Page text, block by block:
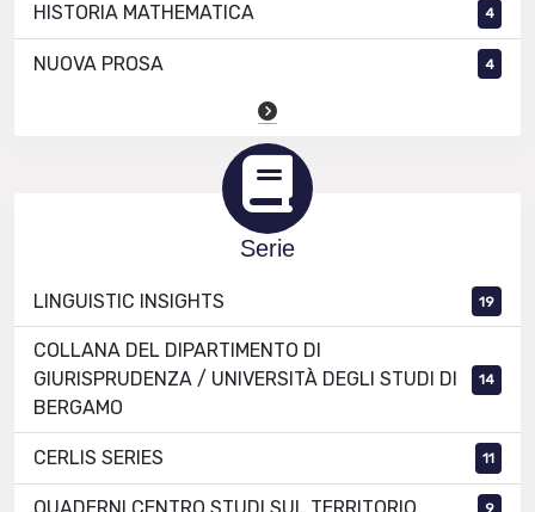
HISTORIA MATHEMATICA 4
NUOVA PROSA 4
Serie
LINGUISTIC INSIGHTS 19
COLLANA DEL DIPARTIMENTO DI
GIURISPRUDENZA / UNIVERSITÀ DEGLI STUDI DI
BERGAMO
14
CERLIS SERIES 11